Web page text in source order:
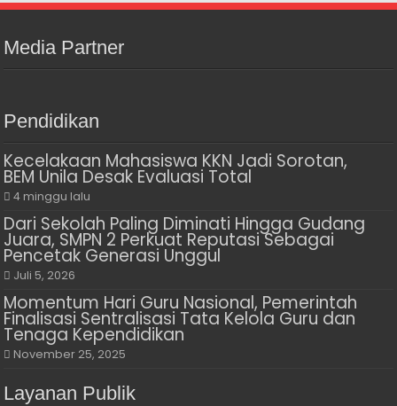
Media Partner
Pendidikan
Kecelakaan Mahasiswa KKN Jadi Sorotan,
BEM Unila Desak Evaluasi Total
4 minggu lalu
Dari Sekolah Paling Diminati Hingga Gudang
Juara, SMPN 2 Perkuat Reputasi Sebagai
Pencetak Generasi Unggul
Juli 5, 2026
Momentum Hari Guru Nasional, Pemerintah
Finalisasi Sentralisasi Tata Kelola Guru dan
Tenaga Kependidikan
November 25, 2025
Layanan Publik